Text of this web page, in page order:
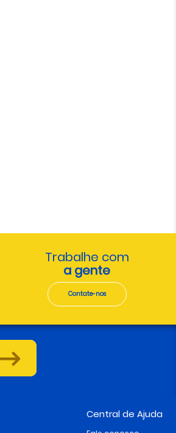
Trabalhe com
a gente
Contate-nos
Central de Ajuda